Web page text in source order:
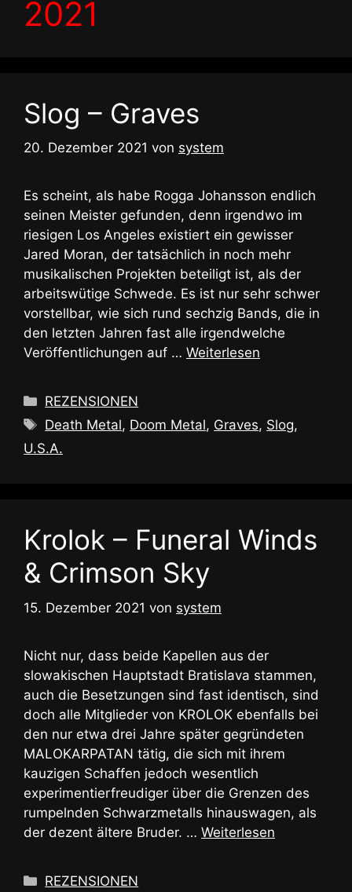
2021
Slog – Graves
20. Dezember 2021 von system
Es scheint, als habe Rogga Johansson endlich
seinen Meister gefunden, denn irgendwo im
riesigen Los Angeles existiert ein gewisser
Jared Moran, der tatsächlich in noch mehr
musikalischen Projekten beteiligt ist, als der
arbeitswütige Schwede. Es ist nur sehr schwer
vorstellbar, wie sich rund sechzig Bands, die in
den letzten Jahren fast alle irgendwelche
Veröffentlichungen auf … Weiterlesen
Kategorien
REZENSIONEN
Schlagwörter
Death Metal, Doom Metal, Graves, Slog,
U.S.A.
Krolok – Funeral Winds
& Crimson Sky
15. Dezember 2021 von system
Nicht nur, dass beide Kapellen aus der
slowakischen Hauptstadt Bratislava stammen,
auch die Besetzungen sind fast identisch, sind
doch alle Mitglieder von KROLOK ebenfalls bei
den nur etwa drei Jahre später gegründeten
MALOKARPATAN tätig, die sich mit ihrem
kauzigen Schaffen jedoch wesentlich
experimentierfreudiger über die Grenzen des
rumpelnden Schwarzmetalls hinauswagen, als
der dezent ältere Bruder. … Weiterlesen
Kategorien
REZENSIONEN